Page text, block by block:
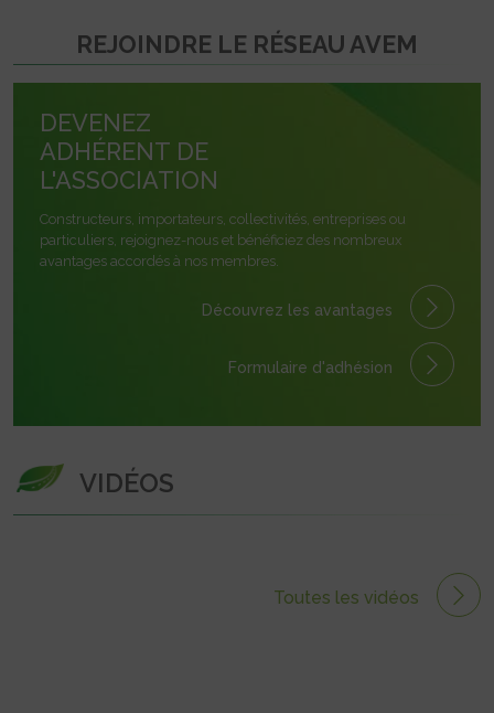
REJOINDRE LE RÉSEAU AVEM
DEVENEZ
ADHÉRENT DE
L'ASSOCIATION
Constructeurs, importateurs, collectivités, entreprises ou
particuliers, rejoignez-nous et bénéficiez des nombreux
avantages accordés à nos membres.
Découvrez les avantages
Formulaire d'adhésion
VIDÉOS
Toutes les vidéos